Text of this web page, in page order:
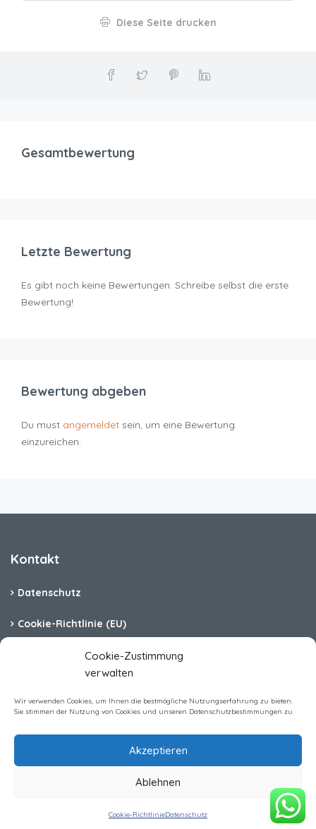
Cookie-Zustimmung
verwalten
Wir verwenden Cookies, um Ihnen die bestmögliche Nutzungserfahrung zu bieten.
Sie stimmen der Nutzung von Cookies und unseren Datenschutzbestimmungen zu
Akzeptieren
Ablehnen
Cookie-RichtlinieDatenschutz
Diese Seite drucken
Gesamtbewertung
Letzte Bewertung
Es gibt noch keine Bewertungen. Schreibe selbst die erste
Bewertung!
Bewertung abgeben
Du must angemeldet sein, um eine Bewertung
einzureichen.
Preis anzeigen & buchen
Kontakt
Datenschutz
Cookie-Richtlinie (EU)
Barrierefreiheit
Homerent Immobilien GmbH All rights reserved